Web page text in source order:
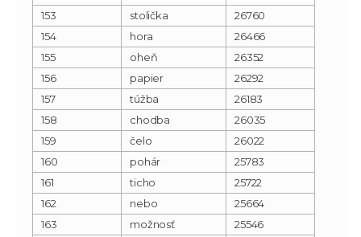
153
stolička
26760
154
hora
26466
155
oheň
26352
156
papier
26292
157
túžba
26183
158
chodba
26035
159
čelo
26022
160
pohár
25783
161
ticho
25722
162
nebo
25664
163
možnosť
25546